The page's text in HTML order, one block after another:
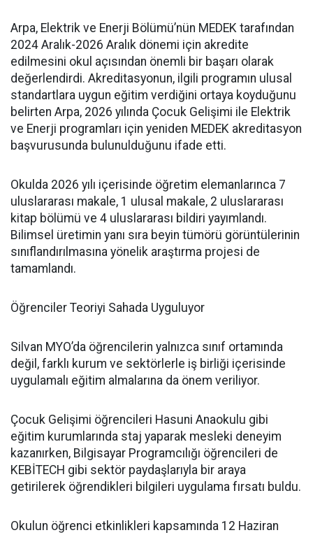
Arpa, Elektrik ve Enerji Bölümü’nün MEDEK tarafından
2024 Aralık-2026 Aralık dönemi için akredite
edilmesini okul açısından önemli bir başarı olarak
değerlendirdi. Akreditasyonun, ilgili programın ulusal
standartlara uygun eğitim verdiğini ortaya koyduğunu
belirten Arpa, 2026 yılında Çocuk Gelişimi ile Elektrik
ve Enerji programları için yeniden MEDEK akreditasyon
başvurusunda bulunulduğunu ifade etti.
Okulda 2026 yılı içerisinde öğretim elemanlarınca 7
uluslararası makale, 1 ulusal makale, 2 uluslararası
kitap bölümü ve 4 uluslararası bildiri yayımlandı.
Bilimsel üretimin yanı sıra beyin tümörü görüntülerinin
sınıflandırılmasına yönelik araştırma projesi de
tamamlandı.
Öğrenciler Teoriyi Sahada Uyguluyor
Silvan MYO’da öğrencilerin yalnızca sınıf ortamında
değil, farklı kurum ve sektörlerle iş birliği içerisinde
uygulamalı eğitim almalarına da önem veriliyor.
Çocuk Gelişimi öğrencileri Hasuni Anaokulu gibi
eğitim kurumlarında staj yaparak mesleki deneyim
kazanırken, Bilgisayar Programcılığı öğrencileri de
KEBİTECH gibi sektör paydaşlarıyla bir araya
getirilerek öğrendikleri bilgileri uygulama fırsatı buldu.
Okulun öğrenci etkinlikleri kapsamında 12 Haziran